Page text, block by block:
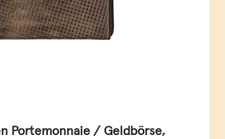
Portemonnaie / Geldbörse,